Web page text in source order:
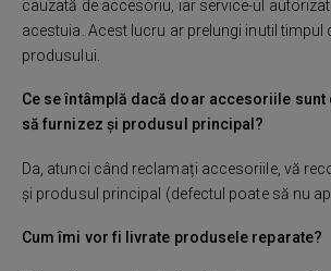
cauzată de accesoriu, iar service-ul
acestuia. Acest lucru ar prelungi inutil timpul
produsului.
Ce se întâmplă dacă doar accesoriile sunt
să furnizez și produsul principal?
Da, atunci când reclamați accesoriile, vă
și produsul principal (defectul poate să nu
Cum îmi vor fi livrate produsele reparate?